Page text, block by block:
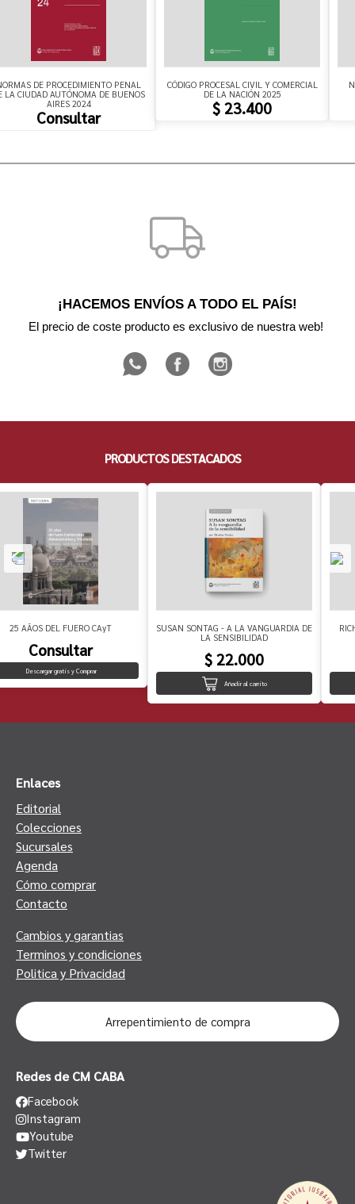
DE PROCEDIMIENTO PENAL
LA CIUDAD AUTÓNOMA DE BUENOS
AIRES 2024
Consultar
CÓDIGO PROCESAL CIVIL Y COMERCIAL
DE LA NACIÓN 2025
$ 23.400
¡HACEMOS ENVÍOS A TODO EL PAÍS!
El precio de coste producto es exclusivo de nuestra web!
PRODUCTOS DESTACADOS
25 AÃOS DEL FUERO CAyT
Consultar
Descargar gratis y Comprar
SUSAN SONTAG - A LA VANGUARDIA DE
LA SENSIBILIDAD
$ 22.000
Añadir al carrito
Enlaces
Editorial
Colecciones
Sucursales
Agenda
Cómo comprar
Contacto
Cambios y garantias
Terminos y condiciones
Politica y Privacidad
Arrepentimiento de compra
Redes de CM CABA
Facebook
Instagram
Youtube
Twitter